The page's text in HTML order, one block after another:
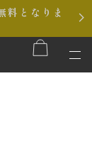
となりま